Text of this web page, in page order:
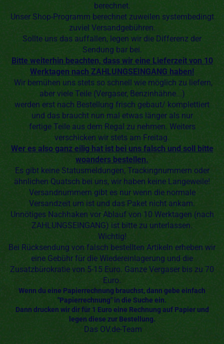
berechnet.
Unser Shop-Programm berechnet zuweilen systembedingt
zuviel Versandgebühren.
Sollte uns das auffallen, legen wir die Differenz der
Sendung bar bei.
Bitte weiterhin beachten, dass wir eine Lieferzeit von 10
Werktagen nach ZAHLUNGSEINGANG haben!
Wir bemühen uns stets so schnell wie möglich zu liefern,
aber viele Teile (Vergaser, Benzinhähne...)
werden erst nach Bestellung frisch gebaut/ komplettiert
und das braucht nun mal etwas länger als nur
fertige Teile aus dem Regal zu nehmen. Weiters
verschicken wir stets am Freitag.
Wer es also ganz eilig hat ist bei uns falsch und soll bitte
woanders bestellen.
Es gibt keine Statusmeldungen, Trackingnummern oder
ähnlichen Quatsch bei uns, wir haben keine Langeweile!
Versandnummern gibt es nur wenn die normale
Versandzeit um ist und das Paket nicht ankam.
Unnötiges Nachhaken vor Ablauf von 10 Werktagen (nach
ZAHLUNGSEINGANG) ist bitte zu unterlassen.
Wichtig!
Bei Rücksendung von falsch bestellten Artikeln erheben wir
eine Gebühr für die Wiedereinlagerung und die
Zusatzbürokratie von 5-15 Euro. Ganze Vergaser bis zu 70
Euro.
Wenn du eine Papierrechnung brauchst, dann gebe einfach
"Papierrechnung" in die Suche ein.
Dann drucken wir dir für 1 Euro eine Rechnung auf Papier und
legen diese zur Bestellung.
Das OV.de-Team